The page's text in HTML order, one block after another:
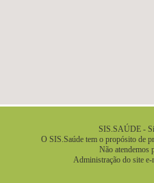
SIS.SAÚDE -
O SIS.Saúde tem o propósito de
Não atendemos
Administração do site